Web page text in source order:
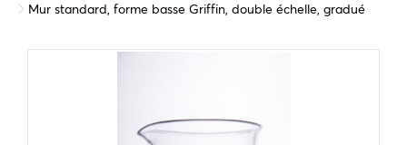
Mur standard, forme basse Griffin, double échelle, gradué